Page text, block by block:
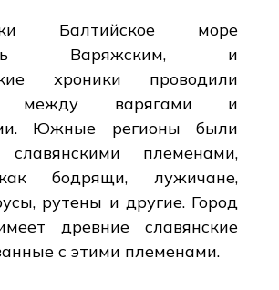
Балтийское море
Варяжским, и
хроники проводили
между варягами и
Южные регионы были
славянскими племенами,
бодрящи, лужичане,
рутены и другие. Город
древние славянские
с этими племенами.